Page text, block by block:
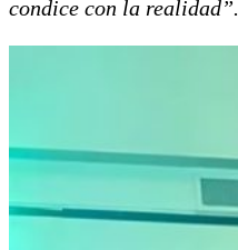
condice con la realidad”.